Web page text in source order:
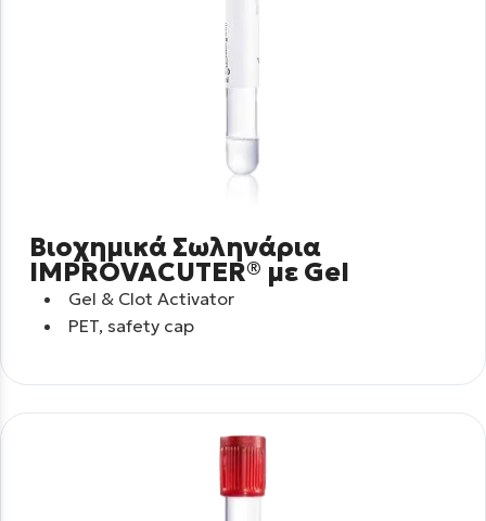
Βιοχημικά Σωληνάρια
IMPROVACUTER® με Gel
Gel & Clot Activator
PET, safety cap